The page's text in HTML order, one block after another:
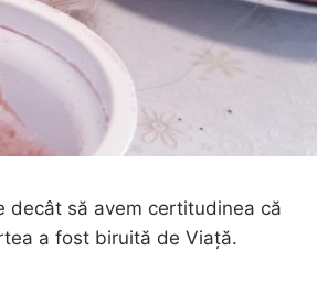
decât să avem certitudinea că
a fost biruită de Viață.